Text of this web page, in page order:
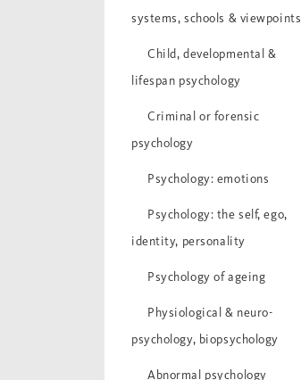
systems, schools & viewpoints
Child, developmental &
lifespan psychology
Criminal or forensic
psychology
Psychology: emotions
Psychology: the self, ego,
identity, personality
Psychology of ageing
Physiological & neuro-
psychology, biopsychology
Abnormal psychology